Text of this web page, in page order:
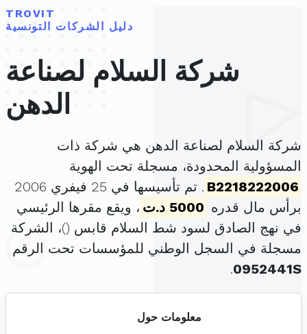
TROVIT
دليل الشركات التونسية
شركة السلام لصناعة
الدهن
شركة السلام لصناعة الدهن هي شركة ذات
المسؤولية المحدودة، مسجلة تحت الهوية
B2218222006
. تم تأسيسها في 25 فيفري 2006
برأس مال قدره 5000 د.ت
، ويقع مقرها الرئيسي
في نهج الصادق لسود شط السلام قابس ()، الشركة
مسجلة في السجل الوطني للمؤسسات تحت الرقم
0952441S
.
معلومات حول